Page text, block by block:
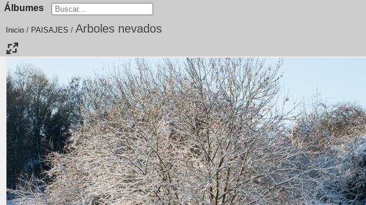
Álbumes
Inicio / PAISAJES / Arboles nevados